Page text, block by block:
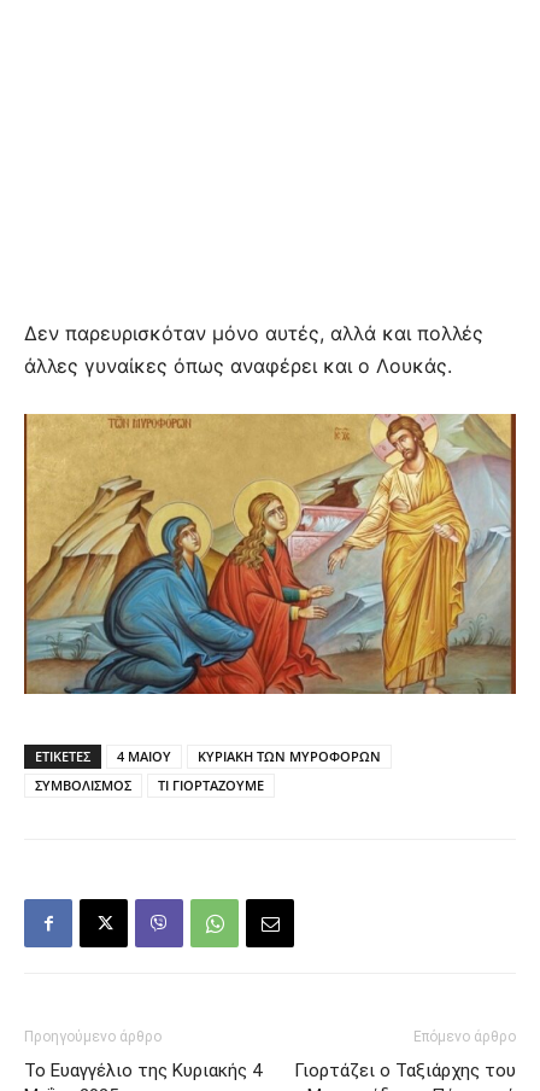
Δεν παρευρισκόταν μόνο αυτές, αλλά και πολλές
άλλες γυναίκες όπως αναφέρει και ο Λουκάς.
ΕΤΙΚΕΤΕΣ 4 ΜΑΙΟΥ
ΚΥΡΙΑΚΗ ΤΩΝ ΜΥΡΟΦΟΡΩΝ
ΣΥΜΒΟΛΙΣΜΟΣ
ΤΙ ΓΙΟΡΤΑΖΟΥΜΕ
Προηγούμενο άρθρο
Το Ευαγγέλιο της Κυριακής 4
Επόμενο άρθρο
Γιορτάζει ο Ταξιάρχης του